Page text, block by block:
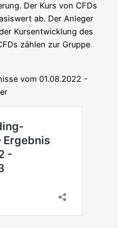
Der Kurs von CFDs
ab. Der Anle­ger
Kurs­ent­wick­lung des
zäh­len zur Grup­pe
vom 01.08.2022 -